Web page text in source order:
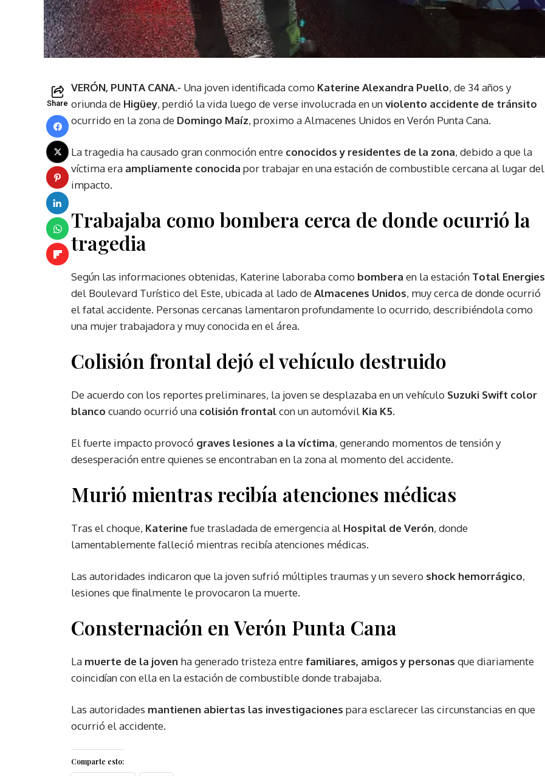
Share
VERÓN, PUNTA CANA.- Una joven identificada como Katerine Alexandra Puello, de 34 años y
oriunda de Higüey, perdió la vida luego de verse involucrada en unviolento accidente de tránsito
ocurrido en la zona de Domingo Maíz, proximo a Almacenes Unidos en Verón Punta Cana.
La tragedia ha causado gran conmoción entre conocidos y residentes de la zona, debido a que la
víctima era ampliamente conocida por trabajar en una estación de combustible cercana al lugar del
impacto.
Trabajaba como bombera cerca de donde ocurrió la
tragedia
Según las informaciones obtenidas, Katerine laboraba como bombera en la estación Total Energies
del Boulevard Turístico del Este, ubicada al lado de Almacenes Unidos, muy cerca de donde ocurrió
el fatal accidente. Personas cercanas lamentaron profundamente lo ocurrido, describiéndola como
una mujer trabajadora y muy conocida en el área.
Colisión frontal dejó el vehículo destruido
De acuerdo con los reportes preliminares, la joven se desplazaba en un vehículo Suzuki Swift color
blanco cuando ocurrió una colisión frontalcon un automóvil Kia K5.
El fuerte impacto provocó graves lesiones a la víctima, generando momentos de tensión y
desesperación entre quienes se encontraban en la zona al momento del accidente.
Murió mientras recibía atenciones médicas
Tras el choque, Katerinefue trasladada de emergencia al Hospital de Verón, donde
lamentablemente falleció mientras recibía atenciones médicas.
Las autoridades indicaron que la joven sufrió múltiples traumas y un severo shock hemorrágico,
lesiones que finalmente le provocaron la muerte.
Consternación en Verón Punta Cana
La muerte de la joven ha generado tristeza entre familiares, amigos y personas que diariamente
coincidían con ella en la estación de combustible donde trabajaba.
Las autoridades mantienen abiertas las investigaciones para esclarecer las circunstancias en que
ocurrió el accidente.
Comparte esto: